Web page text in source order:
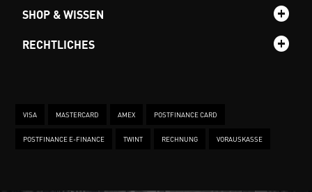
SHOP & WISSEN
RECHTLICHES
VISA MASTERCARD AMEX POSTFINANCE CARD
POSTFINANCE E-FINANCE TWINT RECHNUNG VORAUSKASSE